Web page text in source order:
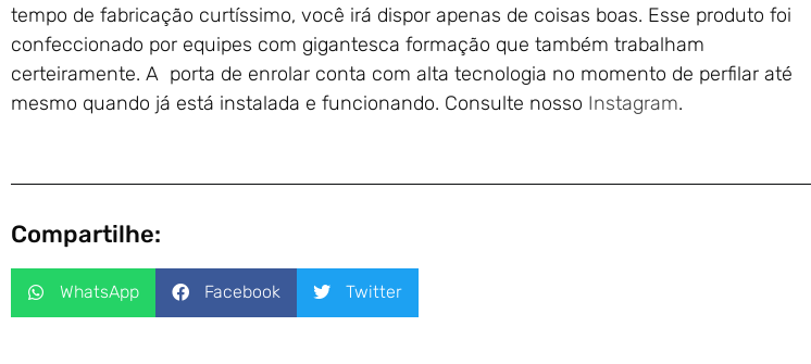
tempo de fabricação curtíssimo, você irá dispor apenas de coisas boas. Esse produto foi
confeccionado por equipes com gigantesca formação que também trabalham
certeiramente. A porta de enrolar conta com alta tecnologia no momento de perfilar até
mesmo quando já está instalada e funcionando. Consulte nosso Instagram.
Compartilhe:
WhatsApp Facebook Twitter